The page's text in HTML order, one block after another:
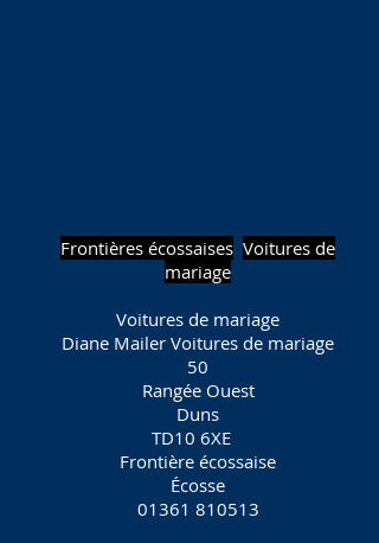
Frontières écossaises Voitures de
mariage
Voitures de mariage
Diane Mailer Voitures de mariage
50
Rangée Ouest
Duns
TD10 6XE
Frontière écossaise
Écosse
01361 810513